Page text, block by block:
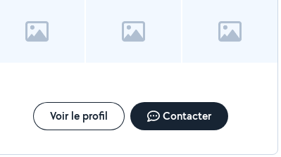
etre remboursé.
Voir le profil Contacter